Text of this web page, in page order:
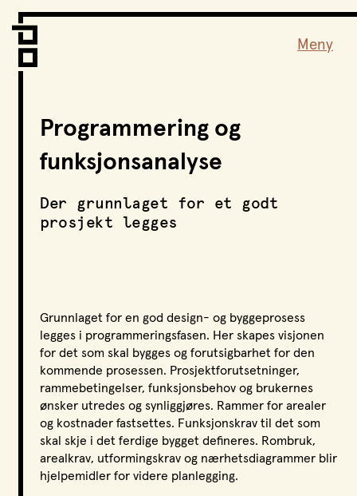
Meny
Vi er LPO
Hva vi gjør
Prosjekter
Nyheter
Kontakt
LPO Familien
LPO Oslo
LPO Lillehammer
LPO Svalbard
LPO Bergen
LOF
Programmering og
funksjonsanalyse
Der grunnlaget for et godt
prosjekt legges
Grunnlaget for en god design- og byggeprosess
legges i programmeringsfasen. Her skapes visjonen
for det som skal bygges og forutsigbarhet for den
kommende prosessen. Prosjektforutsetninger,
rammebetingelser, funksjonsbehov og brukernes
ønsker utredes og synliggjøres. Rammer for arealer
og kostnader fastsettes. Funksjonskrav til det som
skal skje i det ferdige bygget defineres. Rombruk,
arealkrav, utformingskrav og nærhetsdiagrammer blir
hjelpemidler for videre planlegging.